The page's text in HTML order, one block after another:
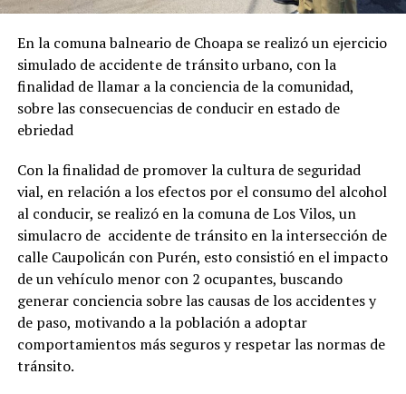
En la comuna balneario de Choapa se realizó un ejercicio
simulado de accidente de tránsito urbano, con la
finalidad de llamar a la conciencia de la comunidad,
sobre las consecuencias de conducir en estado de
ebriedad
Con la finalidad de promover la cultura de seguridad
vial, en relación a los efectos por el consumo del alcohol
al conducir, se realizó en la comuna de Los Vilos, un
simulacro de accidente de tránsito en la intersección de
calle Caupolicán con Purén, esto consistió en el impacto
de un vehículo menor con 2 ocupantes, buscando
generar conciencia sobre las causas de los accidentes y
de paso, motivando a la población a adoptar
comportamientos más seguros y respetar las normas de
tránsito.